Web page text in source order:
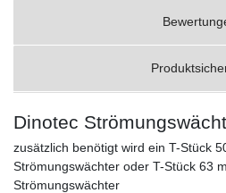
Dinotec
zusätzlich benötigt wird ein T-Stück
Strömungswächter oder T-Stück 63
Strömungswächter